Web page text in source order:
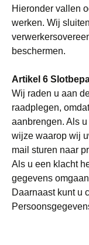
Hieronder vallen
werken. Wij
beschermen.
Artikel 6
Wij raden u aan
raadplegen,
aanbrengen. Als
wijze waarop wij
mail sturen naar
Als u een klacht
gegevens
Daarnaast kunt u